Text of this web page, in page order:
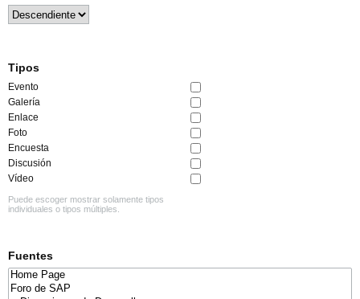
Tipos
Evento
Galería
Enlace
Foto
Encuesta
Discusión
Vídeo
Puede escoger mostrar solamente tipos
individuales o tipos múltiples.
Fuentes